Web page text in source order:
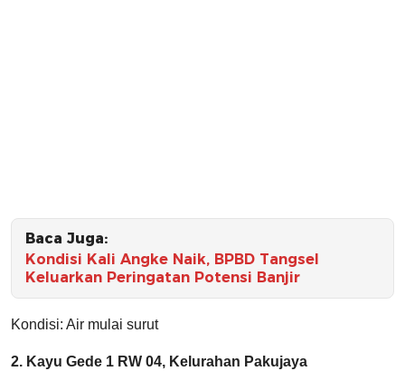
Baca Juga:
Kondisi Kali Angke Naik, BPBD Tangsel
Keluarkan Peringatan Potensi Banjir
Kondisi: Air mulai surut
2. Kayu Gede 1 RW 04, Kelurahan Pakujaya